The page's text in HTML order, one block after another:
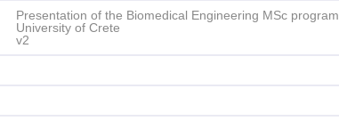
Presentation of the Biomedical Engineering MSc program,
University of Crete
v2